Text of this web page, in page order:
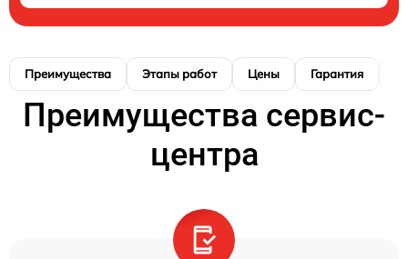
Преимущества Этапы работ Цены Гарантия
Преимущества сервис-
центра